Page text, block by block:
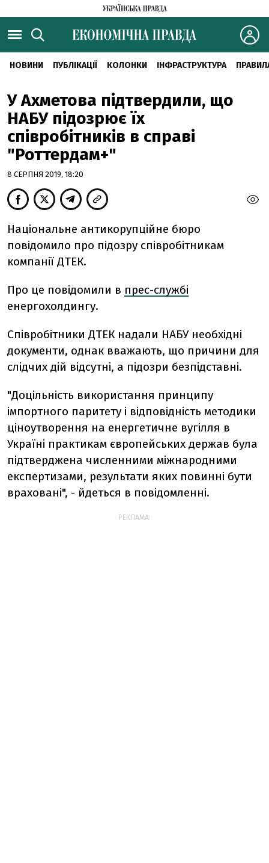
НОВИНИ ПУБЛІКАЦІЇ КОЛОНКИ ІНФРАСТРУКТУРА
У Ахметова підтвердили, що
НАБУ підозрює їх
співробітників в справі
"Роттердам+"
8 СЕРПНЯ 2019, 18:20
Національне антикорупційне бюро
повідомило про підозру співробітникам
компанії ДТЕК.
Про це повідомили в прес-службі
енергохолдингу.
Співробітники ДТЕК надали НАБУ необхідні
документи, однак вважають, що причини для
слідчих дій відсутні, а підозри безпідставні.
"Доцільність використання принципу
імпортного паритету і відповідність методики
ціноутворення на енергетичне вугілля в
Україні практикам європейських держав була
підтверджена численними міжнародними
експертизами, результати яких повинні бути
враховані", - йдеться в повідомленні.
РЕКЛАМА: